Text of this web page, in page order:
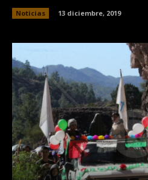
Noticias 13 diciembre, 2019